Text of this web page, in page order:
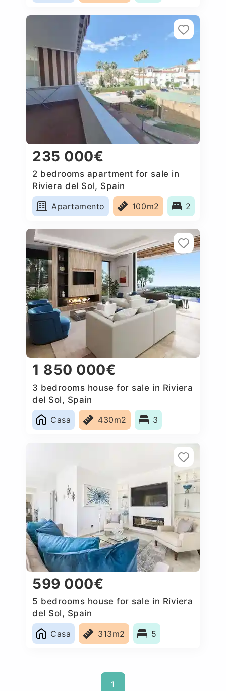
235 000€
2 bedrooms apartment for sale in
Riviera del Sol, Spain
Apartamento
100m2 2
1 850 000€
3 bedrooms house for sale in Riviera
del Sol, Spain
Casa
430m2 3
599 000€
5 bedrooms house for sale in Riviera
del Sol, Spain
Casa
313m2 5
1